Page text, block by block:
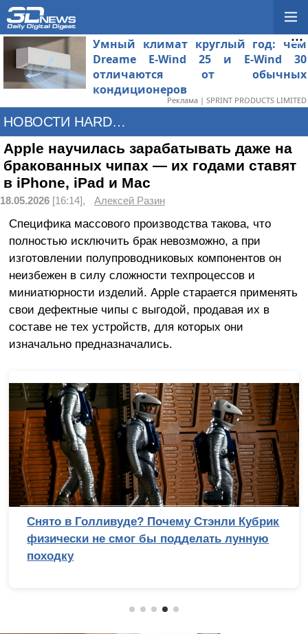
Умный климат круглый год: чем
Dreame E-Wind 25 и E-Wind 30
отличаются от обычных
кондиционеров
Реклама | SPRINT PRODUCTS LIMITED
НОВОСТИ HARDWARE
Apple научилась зарабатывать даже на
бракованных чипах — их годами ставят
в iPhone, iPad и Mac
18.05.2026 [16:14], Алексей Разин
Специфика массового производства такова, что
полностью исключить брак невозможно, а при
изготовлении полупроводниковых компонентов он
неизбежен в силу сложности техпроцессов и
миниатюрности изделий. Apple старается применять
свои дефектные чипы с выгодой, продавая их в
составе не тех устройств, для которых они
изначально предназначались.
Снято в Голливуде? Почему Стэнли Кубрик
физически не смог бы подделать лунную
походку